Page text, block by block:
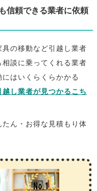
信頼できる業者に依頼
の移動など引越し業者
談に乗ってくれる業者
はいくらくらかかる
し業者が見つかるこち
たん・お得な見積もり体